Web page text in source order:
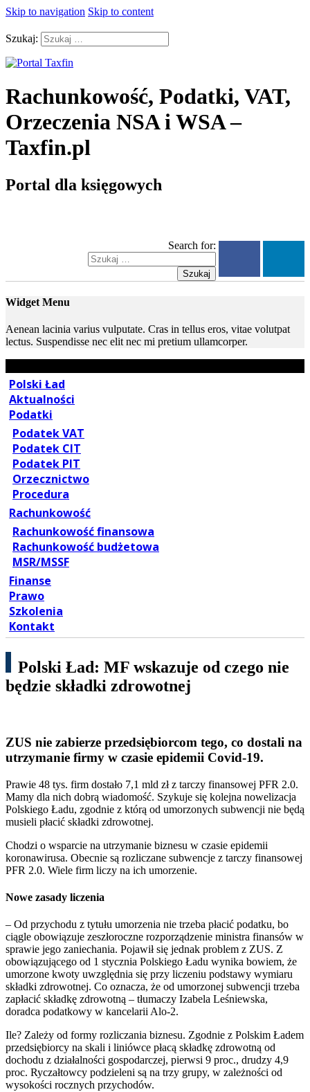
Skip to navigation Skip to content
Szukaj:
Rachunkowość, Podatki, VAT,
Orzeczenia NSA i WSA –
Taxfin.pl
Portal dla księgowych
Search for:
Szukaj
Widget Menu
Aenean lacinia varius vulputate. Cras in tellus eros, vitae volutpat
lectus. Suspendisse nec elit nec mi pretium ullamcorper.
Polski Ład
Aktualności
Podatki
Podatek VAT
Podatek CIT
Podatek PIT
Orzecznictwo
Procedura
Rachunkowość
Rachunkowość finansowa
Rachunkowość budżetowa
MSR/MSSF
Finanse
Prawo
Szkolenia
Kontakt
Polski Ład: MF wskazuje od czego nie
będzie składki zdrowotnej
ZUS nie zabierze przedsiębiorcom tego, co dostali na
utrzymanie firmy w czasie epidemii Covid-19.
Prawie 48 tys. firm dostało 7,1 mld zł z tarczy finansowej PFR 2.0.
Mamy dla nich dobrą wiadomość. Szykuje się kolejna nowelizacja
Polskiego Ładu, zgodnie z którą od umorzonych subwencji nie będą
musieli płacić składki zdrowotnej.
Chodzi o wsparcie na utrzymanie biznesu w czasie epidemii
koronawirusa. Obecnie są rozliczane subwencje z tarczy finansowej
PFR 2.0. Wiele firm liczy na ich umorzenie.
Nowe zasady liczenia
– Od przychodu z tytułu umorzenia nie trzeba płacić podatku, bo
ciągle obowiązuje zeszłoroczne rozporządzenie ministra finansów w
sprawie jego zaniechania. Pojawił się jednak problem z ZUS. Z
obowiązującego od 1 stycznia Polskiego Ładu wynika bowiem, że
umorzone kwoty uwzględnia się przy liczeniu podstawy wymiaru
składki zdrowotnej. Co oznacza, że od umorzonej subwencji trzeba
zapłacić składkę zdrowotną – tłumaczy Izabela Leśniewska,
doradca podatkowy w kancelarii Alo-2.
Ile? Zależy od formy rozliczania biznesu. Zgodnie z Polskim Ładem
przedsiębiorcy na skali i liniówce płacą składkę zdrowotną od
dochodu z działalności gospodarczej, pierwsi 9 proc., drudzy 4,9
proc. Ryczałtowcy podzieleni są na trzy grupy, w zależności od
wysokości rocznych przychodów.